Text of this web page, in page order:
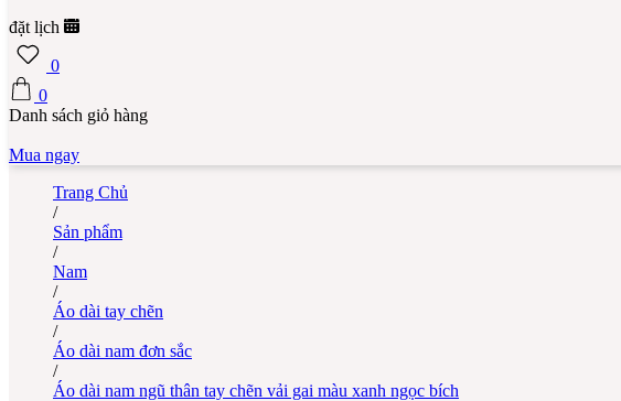
đặt lịch
0
0
Danh sách giỏ hàng
Mua ngay
Trang Chủ
/
Sản phẩm
/
Nam
/
Áo dài tay chẽn
/
Áo dài nam đơn sắc
/
Áo dài nam ngũ thân tay chẽn vải gai màu xanh ngọc bích